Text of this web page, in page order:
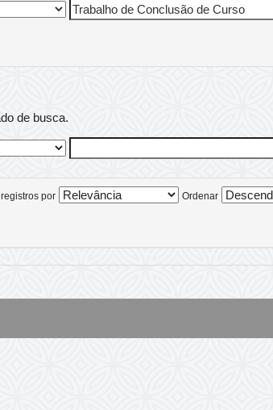
de busca.
por Ordenar